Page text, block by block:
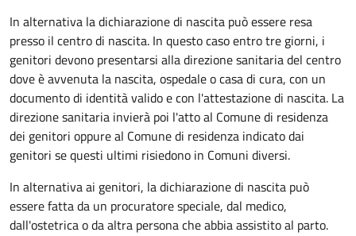
In alternativa la dichiarazione di nascita può essere resa
presso il centro di nascita. In questo caso entro tre giorni, i
genitori devono presentarsi alla direzione sanitaria del centro
dove è avvenuta la nascita, ospedale o casa di cura, con un
documento di identità valido e con l'attestazione di nascita. La
direzione sanitaria invierà poi l'atto al Comune di residenza
dei genitori oppure al Comune di residenza indicato dai
genitori se questi ultimi risiedono in Comuni diversi.
In alternativa ai genitori, la dichiarazione di nascita può
essere fatta da un procuratore speciale, dal medico,
dall'ostetrica o da altra persona che abbia assistito al parto.